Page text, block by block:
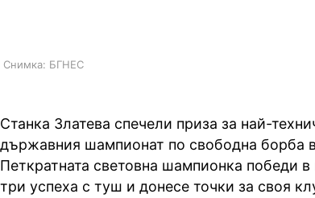
Снимка: БГНЕС
Станка Златева спечели приза за най-
държавния шампионат по свободна борба
Петкратната световна шампионка победи в
три успеха с туш и донесе точки за своя